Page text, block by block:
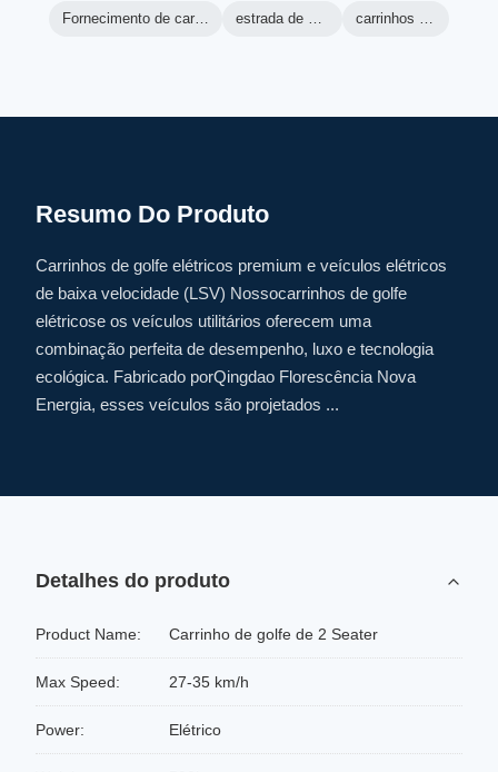
Fornecimento de carrinho de golfe personalizado estrada de buggy elétrica legal carrinhos de golfe de lazer
Resumo Do Produto
Carrinhos de golfe elétricos premium e veículos elétricos
de baixa velocidade (LSV) Nossocarrinhos de golfe
elétricose os veículos utilitários oferecem uma
combinação perfeita de desempenho, luxo e tecnologia
ecológica. Fabricado porQingdao Florescência Nova
Energia, esses veículos são projetados ...
Detalhes do produto
Product Name: Carrinho de golfe de 2 Seater
Max Speed: 27-35 km/h
Power: Elétrico